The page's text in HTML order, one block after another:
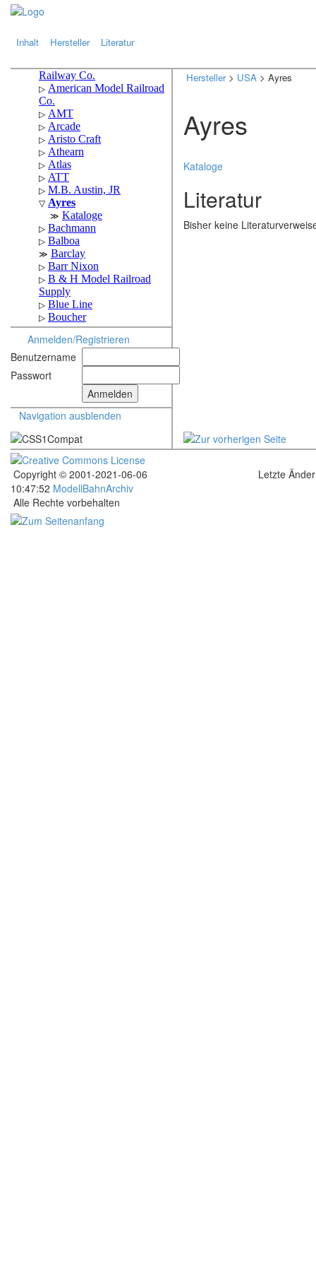
Inhalt Hersteller Literatur
Anmelden/Registrieren
Benutzername
Passwort
Navigation ausblenden
Hersteller> USA > Ayres
Ayres
Kataloge
Literatur
Bisher keine
Copyright © 2001-2021-06-06
10:47:52 ModellBahnArchiv
Letzte
Alle Rechte vorbehalten